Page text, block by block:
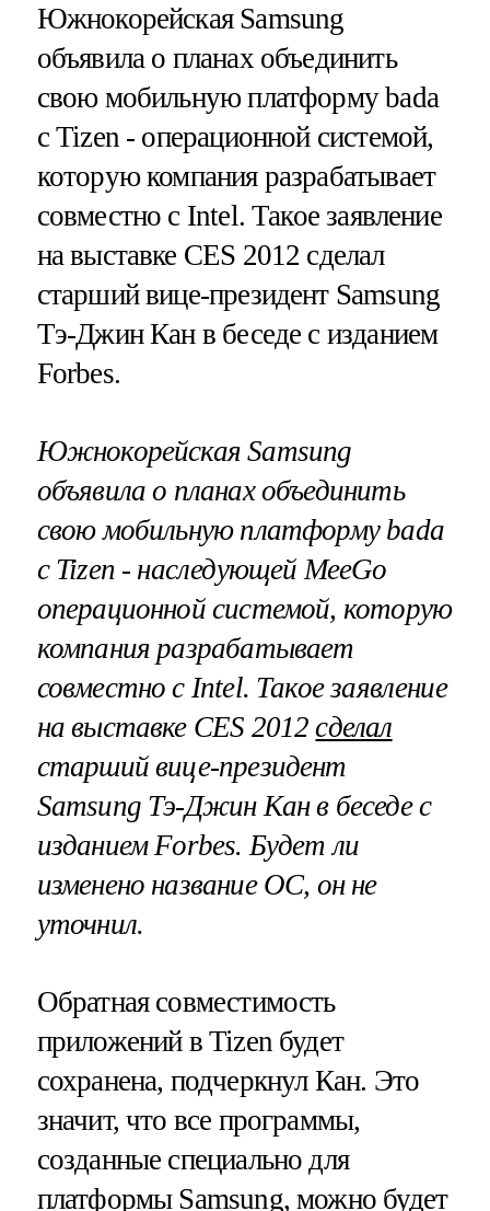
Южнокорейская Samsung
объявила о планах объединить
свою мобильную платформу bada
с Tizen - операционной системой,
которую компания разрабатывает
совместно с Intel. Такое заявление
на выставке CES 2012 сделал
старший вице-президент Samsung
Тэ-Джин Кан в беседе с изданием
Forbes.
ЮжнокорейскаяSamsung
объявила о планах объединить
свою мобильную платформу bada
с Tizen - наследующей MeeGo
операционной системой, которую
компания разрабатывает
совместно с Intel. Такое заявление
на выставке CES 2012сделал
старший вице-президент
Samsung Тэ-Джин Кан в беседе с
изданием Forbes. Будет ли
изменено название ОС, он не
уточнил.
Обратная совместимость
приложений в Tizen будет
сохранена, подчеркнул Кан. Это
значит, что все программы,
созданные специально для
платформы Samsung, можно будет